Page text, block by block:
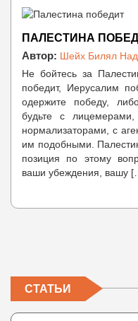
ПАЛЕСТИНА
Автор: Шейх Билял
Не бойтесь за
победит, Иерусалим
одержите победу,
будьте с
нормализаторами, с
им подобными.
позиция по этому
ваши убеждения, вашу
СТАТЬИ